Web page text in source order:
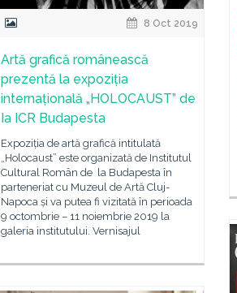
8 Oct 2019
Artă grafică românească
prezentă la expoziția
internațională „HOLOCAUST” de
Ia ICR Budapesta
Expoziția de artă grafică intitulată
„Holocaust” este organizată de Institutul
Cultural Român de la Budapesta în
parteneriat cu Muzeul de Artă Cluj-
Napoca și va putea fi vizitată în perioada
9 octombrie – 11 noiembrie 2019 la
galeria institutului. Vernisajul